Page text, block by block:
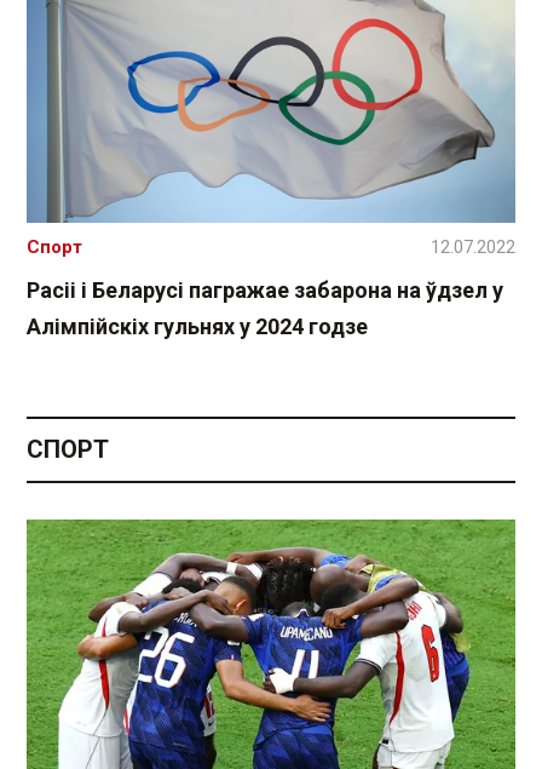
Расіі і Беларусі пагражае забарона на ўдзел у
Алімпійскіх гульнях у 2024 годзе
Спорт 12.07.2022
СПОРТ